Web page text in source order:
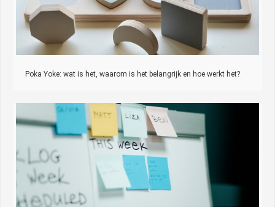
Poka Yoke: wat is het, waarom is het belangrijk en hoe werkt het?